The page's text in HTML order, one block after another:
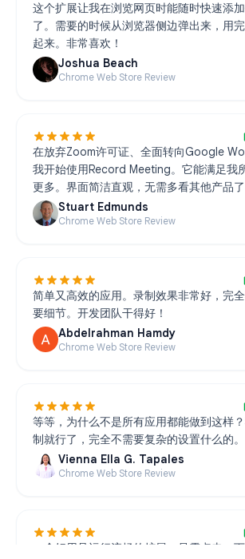
这个扩展让我在浏览网页时能随时快速添
了。需要的时候从浏览器侧边弹出来，用
起来。非常喜欢！
Joshua Beach
Chrome Web Store Review
在放弃Zoom许可证、全面转向Google
我开始使用Record Meeting。它能满足我
更多。界面简洁直观，无需多看其他产品了
Stuart Edmunds
Chrome Web Store Review
简单又高效的应用。录制效果非常好，完
要细节。开发团队干得好！
Abdelrahman Hamdy
Chrome Web Store Review
等等，为什么不是所有应用都能做到这样
制就行了，完全不需要复杂的设置什么的。
Vienna Ella G. Tapales
Chrome Web Store Review
一个好用且运行流畅的扩展。只需点击一